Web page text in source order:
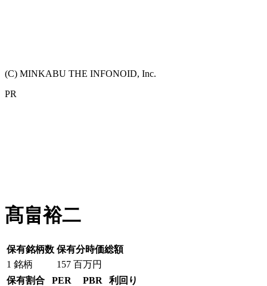
(C) MINKABU THE INFONOID, Inc.
PR
髙畠裕二
保有銘柄数 保有分時価総額
1 銘柄 157 百万円
保有割合
PER PBR
利回り